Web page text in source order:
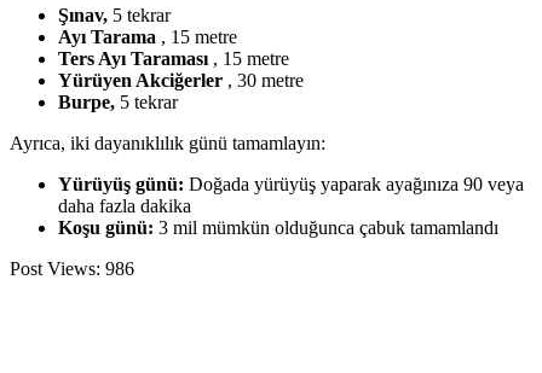
Şınav, 5 tekrar
Ayı Tarama , 15 metre
Ters Ayı Taraması , 15 metre
Yürüyen Akciğerler , 30 metre
Burpe, 5 tekrar
Ayrıca, iki dayanıklılık günü tamamlayın:
Yürüyüş günü: Doğada yürüyüş yaparak ayağınıza 90 veya
daha fazla dakika
Koşu günü: 3 mil mümkün olduğunca çabuk tamamlandı
Post Views: 986